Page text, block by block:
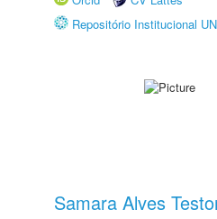
Repositório Institucional
Samara Alves